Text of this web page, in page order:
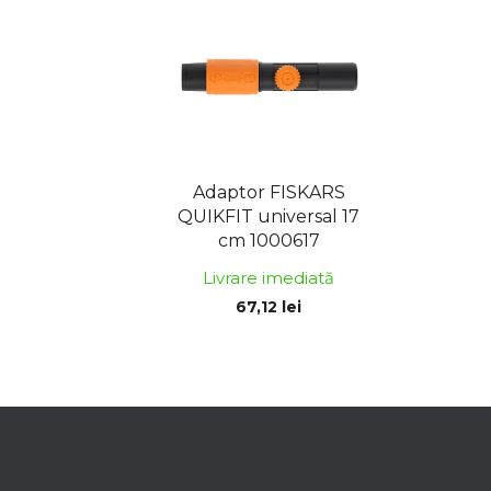
Adaptor FISKARS
QUIKFIT universal 17
cm 1000617
Livrare imediată
67,12 lei